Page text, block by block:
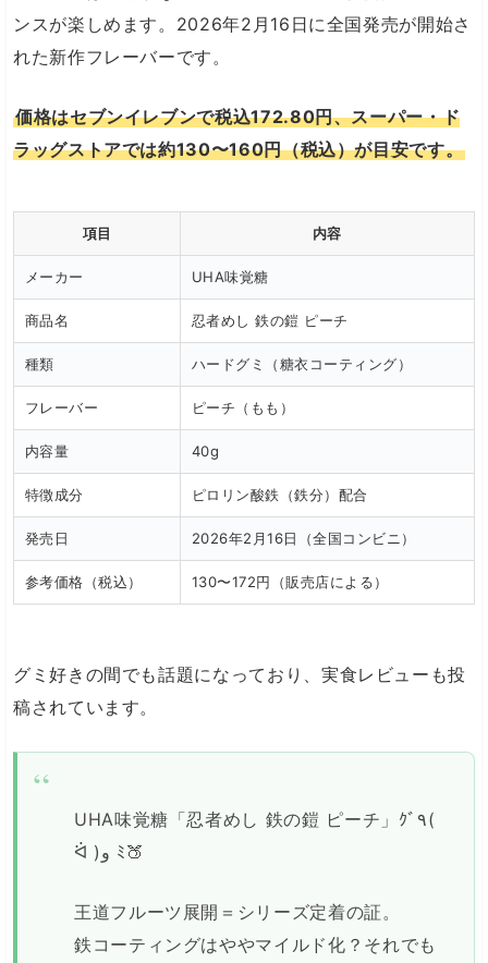
ンスが楽しめます。2026年2月16日に全国発売が開始さ
れた新作フレーバーです。
価格はセブンイレブンで税込172.80円、スーパー・ド
ラッグストアでは約130〜160円（税込）が目安です。
項目 内容
メーカー UHA味覚糖
商品名 忍者めし 鉄の鎧 ピーチ
種類 ハードグミ（糖衣コーティング）
フレーバー ピーチ（もも）
内容量 40g
特徴成分 ピロリン酸鉄（鉄分）配合
発売日 2026年2月16日（全国コンビニ）
参考価格（税込） 130〜172円（販売店による）
グミ好きの間でも話題になっており、実食レビューも投
稿されています。
UHA味覚糖「忍者めし 鉄の鎧 ピーチ」ｸﾞ٩(
ᐛ )و ﾐ🍑
王道フルーツ展開＝シリーズ定着の証。
鉄コーティングはややマイルド化？それでも